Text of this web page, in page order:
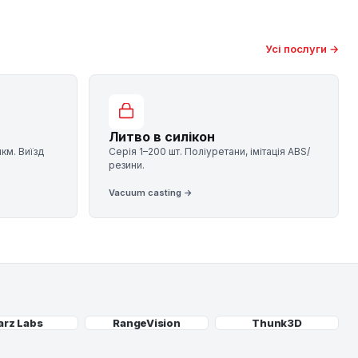
Усі послуги →
Виїзд
Литво в силікон
Серія 1–200 шт. Поліуретани, імітація ABS/
резини.
Vacuum casting →
Labs RangeVision Thunk3D